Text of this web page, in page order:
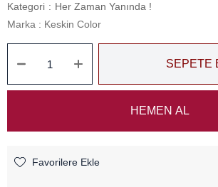
Kategori : Her Zaman Yanında !
Marka : Keskin Color
Favorilere Ekle